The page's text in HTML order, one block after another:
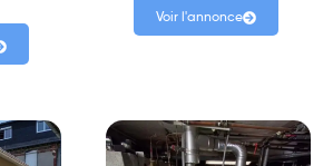
Voir l'annonce